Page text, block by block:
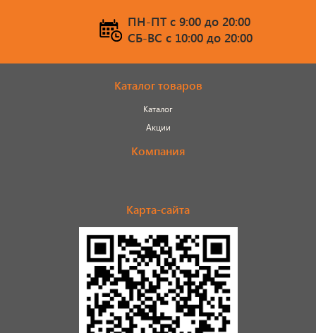
ПН-ПТ c 9:00 до 20:00
СБ-ВС c 10:00 до 20:00
Каталог товаров
Каталог
Акции
Компания
Карта-сайта